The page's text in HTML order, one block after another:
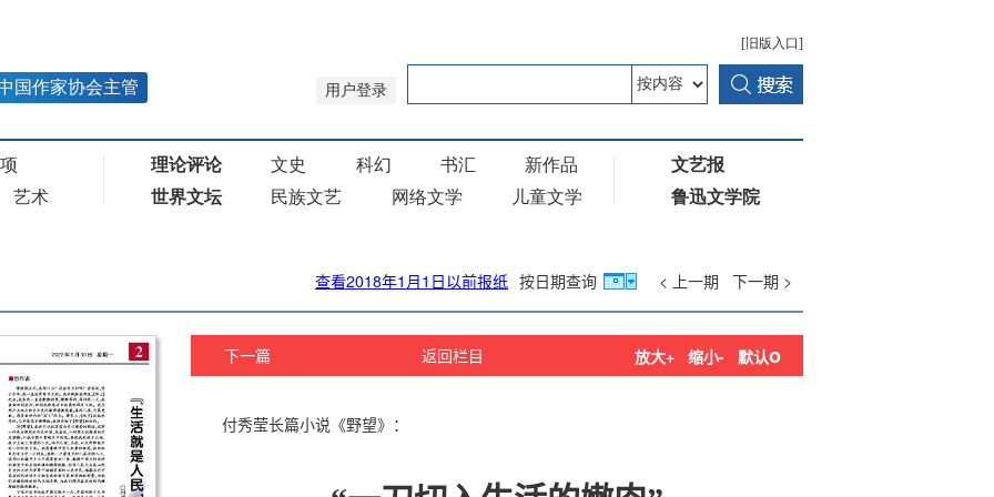
查看2018年1月1日以前报纸 按日期查询 < 上一期 下一期 >
返回栏目
下一篇 放大+ 缩小- 默认o
付秀莹长篇小说《野望》：